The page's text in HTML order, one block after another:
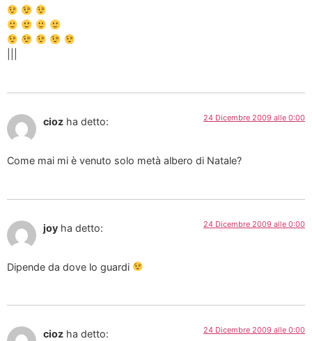
cioz ha detto: 24 Dicembre 2009 alle 0:00
Come mai mi è venuto solo metà albero di Natale?
joy ha detto: 24 Dicembre 2009 alle 0:00
Dipende da dove lo guardi
cioz ha detto: 24 Dicembre 2009 alle 0:00